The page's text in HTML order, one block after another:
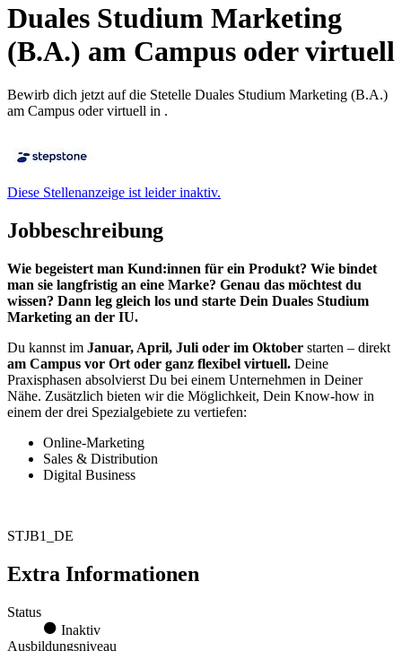
Duales Studium Marketing
(B.A.) am Campus oder virtuell
Bewirb dich jetzt auf die Stetelle Duales Studium Marketing (B.A.)
am Campus oder virtuell in .
Diese Stellenanzeige ist leider inaktiv.
Jobbeschreibung
Wie begeistert man Kund:innen für ein Produkt? Wie bindet
man sie langfristig an eine Marke? Genau das möchtest du
wissen? Dann leg gleich los und starte Dein Duales Studium
Marketing an der IU.
Du kannst im Januar, April, Juli oder im Oktober starten – direkt
am Campus vor Ort oder ganz flexibel virtuell. Deine
Praxisphasen absolvierst Du bei einem Unternehmen in Deiner
Nähe. Zusätzlich bieten wir die Möglichkeit, Dein Know-how in
einem der drei Spezialgebiete zu vertiefen:
Online-Marketing
Sales & Distribution
Digital Business
STJB1_DE
Extra Informationen
Status
Inaktiv
Ausbildungsniveau